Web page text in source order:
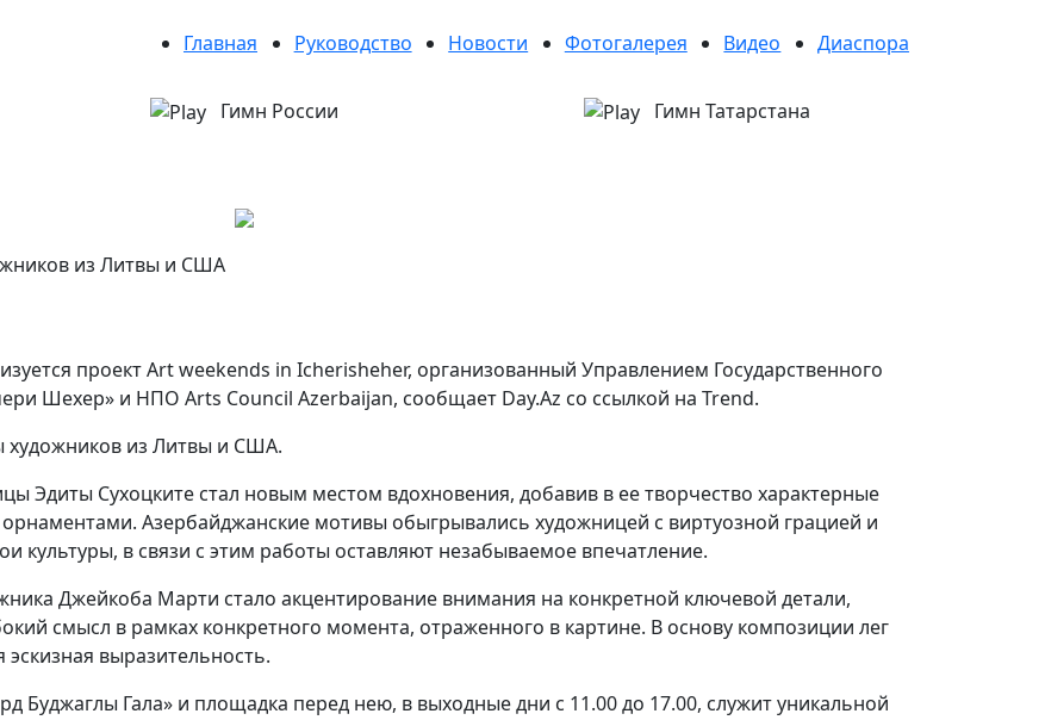
Главная Руководство Новости Фотогалерея Видео Диаспора
Гимн России Гимн Татарстана
из Литвы и США
проект Art weekends in Icherisheher, организованный Управлением Государственного
Шехер» и НПО Arts Council Azerbaijan, сообщает Day.Az со ссылкой на Trend.
художников из Литвы и США.
Эдиты Сухоцките стал новым местом вдохновения, добавив в ее творчество характерные
Азербайджанские мотивы обыгрывались художницей с виртуозной грацией и
культуры, в связи с этим работы оставляют незабываемое впечатление.
Джейкоба Марти стало акцентирование внимания на конкретной ключевой детали,
смысл в рамках конкретного момента, отраженного в картине. В основу композиции лег
выразительность.
Буджаглы Гала» и площадка перед нею, в выходные дни с 11.00 до 17.00, служит уникальной